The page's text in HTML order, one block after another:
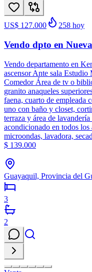
US$ 127.000 258 hoy
Vendo dpto en
Vendo departamento en
ascensor Ante sala
Comedor Área de tv o
granito anaqueles
faena, cuarto de empleada
uno con baño y closet,
terraza y área de
acondicionado en todos
microondas, lavadora,
$ 139.000
Guayaquil, Provincia del
3
2